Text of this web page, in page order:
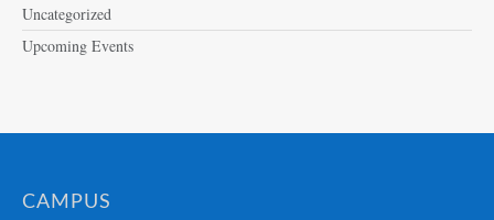
Uncategorized
Upcoming Events
CAMPUS